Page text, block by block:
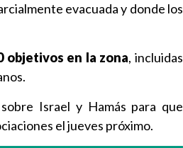
evacuada y donde los
objetivos en la zona, incluidas
Israel y Hamás para que
el jueves próximo.